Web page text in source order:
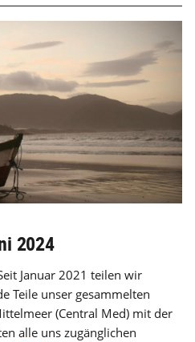
2024
Januar 2021 teilen wir
Teile unser gesammelten
(Central Med) mit der
alle uns zugänglichen